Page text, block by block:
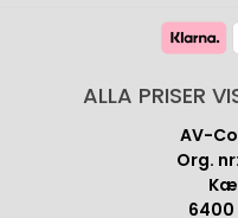
ALLA PRISER
AV-
Org.